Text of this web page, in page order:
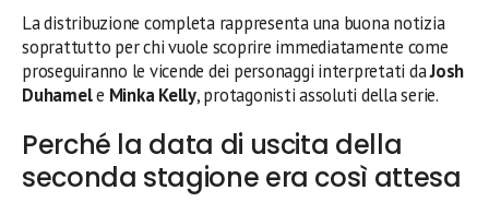
La distribuzione completa rappresenta una buona notizia
soprattutto per chi vuole scoprire immediatamente come
proseguiranno le vicende dei personaggi interpretati daJosh
Duhamele Minka Kelly, protagonisti assoluti della serie.
Perché la data di uscita della
seconda stagione era così attesa